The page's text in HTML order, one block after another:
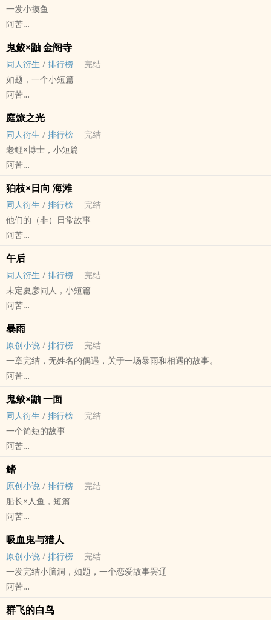
一发小摸鱼
阿苦
BL - 短篇 - 完结
鬼鲛×鼬 金阁寺
同人衍生 / 排行榜
完结
如题，一个小短篇
阿苦
火影[火影忍者] - 鲛鼬[干柿鬼鲛/宇智波鼬] 同人衍生 - 动漫同人
BL - 短篇 - 完结
庭燎之光
同人衍生 / 排行榜
完结
老鲤×博士，小短篇
阿苦
短篇 - 完结
狛枝×日向 海滩
同人衍生 / 排行榜
完结
他们的（非）日常故事
阿苦
完结
午后
同人衍生 / 排行榜
完结
未定夏彦同人，小短篇
阿苦
完结
暴雨
原创小说 / 排行榜
完结
一章完结，无姓名的偶遇，关于一场暴雨和相遇的故事。
阿苦
完结
鬼鲛×鼬 一面
同人衍生 / 排行榜
完结
一个简短的故事
阿苦
BL - 短篇 - 完结
鳍
原创小说 / 排行榜
完结
船长×人鱼，短篇
阿苦
吸血鬼与猎人
原创小说 / 排行榜
完结
一发完结小脑洞，如题，一个恋爱故事罢辽
阿苦
完结
群飞的白鸟